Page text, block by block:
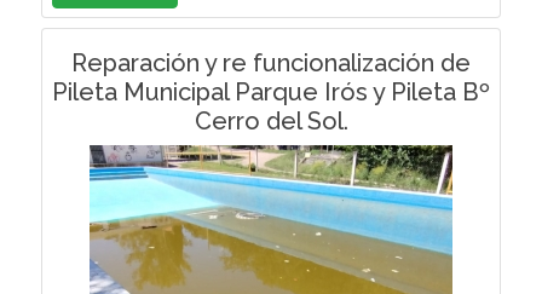
Reparación y re funcionalización de
Pileta Municipal Parque Irós y Pileta Bº
Cerro del Sol.